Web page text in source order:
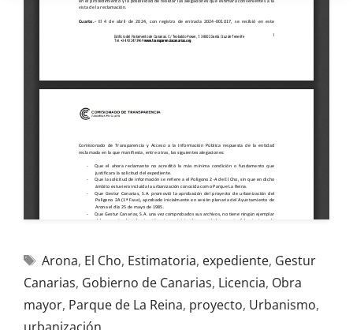
Arona, El Cho, Estimatoria, expediente, Gestur
Canarias, Gobierno de Canarias, Licencia, Obra
mayor, Parque de La Reina, proyecto, Urbanismo,